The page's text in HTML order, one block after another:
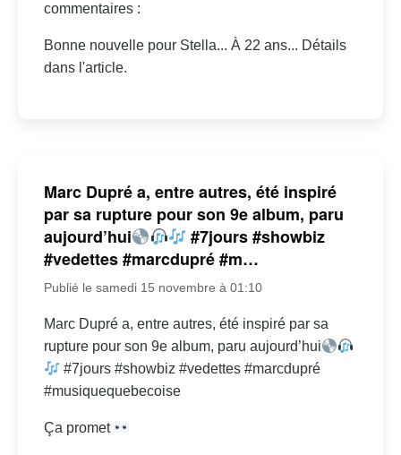
commentaires :
Bonne nouvelle pour Stella... À 22 ans... Détails
dans l'article.
Marc Dupré a, entre autres, été inspiré
par sa rupture pour son 9e album, paru
aujourd’hui
#7jours #showbiz
#vedettes #marcdupré #m…
Publié le samedi 15 novembre à 01:10
Marc Dupré a, entre autres, été inspiré par sa
rupture pour son 9e album, paru aujourd’hui
#7jours #showbiz #vedettes #marcdupré
#musiquequebecoise
Ça promet